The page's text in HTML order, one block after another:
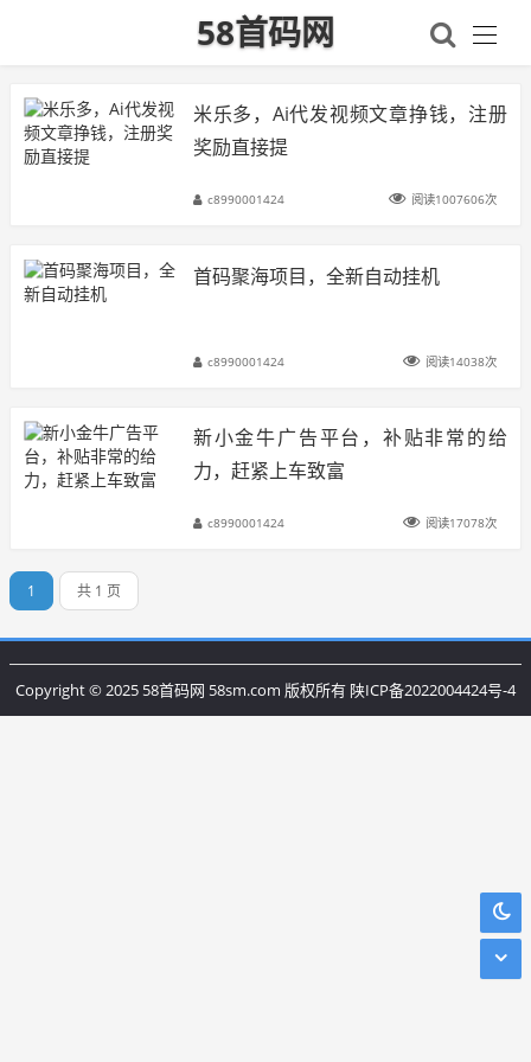
58首码网
米乐多，Ai代发视频文章挣钱，注册
奖励直接提
c8990001424 阅读1007606次
首码聚海项目，全新自动挂机
c8990001424 阅读14038次
新小金牛广告平台，补贴非常的给
力，赶紧上车致富
c8990001424 阅读17078次
1 共 1 页
Copyright © 2025 58首码网 58sm.com 版权所有 陕ICP备2022004424号-4